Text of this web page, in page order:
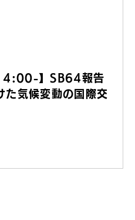
】SB64報告
気候変動の国際交